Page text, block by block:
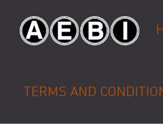
TERMS AND